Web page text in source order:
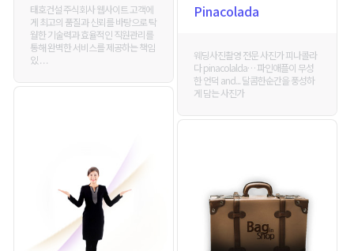
Pinacolada
웨딩사진촬영 전문 사진가 피나콜라
다 pinacolalda… 파인애플이 무성
한 언덕 and... 달콤한순간을 풍성하
게 담는 사진가
태호건설 주식회사 웹사이트 고객에
게 최고의 품질과 신뢰를 바탕으로 탁
월한 기술력과 효율적인 직원관리를
통해 완벽한 서비스를 제공하는 책임
있 . . .